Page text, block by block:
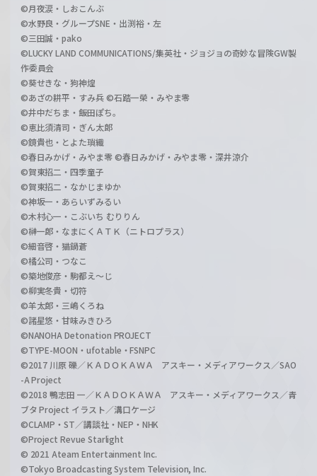
©月夜涙・しおこんぶ
©水野良・グループSNE・出渕裕・左
©三田誠・pako
©LUCKY LAND COMMUNICATIONS/集英社・ジョジョの奇妙な冒険GW製
作委員会
©葵せきな・狗神煌
©あざの耕平・すみ兵 ©石踏一榮・みやま零
©井中だちま・飯田ぽち。
©恵比須清司・ぎん太郎
©鏡貴也・とよた瑣織
©春日みかげ・みやま零 ©春日みかげ・みやま零・深井涼介
©賀東招二・四季童子
©賀東招二・なかじまゆか
©神坂一・あらいずみるい
©木村心一・こぶいち むりりん
©榊一郎・なまにくＡＴＫ（ニトロプラス）
©細音啓・猫鍋蒼
©橘公司・つなこ
©築地俊彦・駒都え～じ
©柳実冬貴・切符
©羊太郎・三嶋くろね
©諸星悠・甘味みきひろ
©NANOHA Detonation PROJECT
©TYPE-MOON・ufotable・FSNPC
©2017 川原 礫／ＫＡＤＯＫＡＷＡ アスキー・メディアワークス／SAO
-A Project
©2018 鴨志田 一／ＫＡＤＯＫＡＷＡ アスキー・メディアワークス／青
ブタ Project イラスト／溝口ケージ
©CLAMP・ST／講談社・NEP・NHK
©Project Revue Starlight
© 2021 Ateam Entertainment Inc.
©Tokyo Broadcasting System Television, Inc.